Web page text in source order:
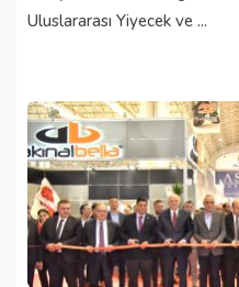
Uluslararası Yiyecek ve ...